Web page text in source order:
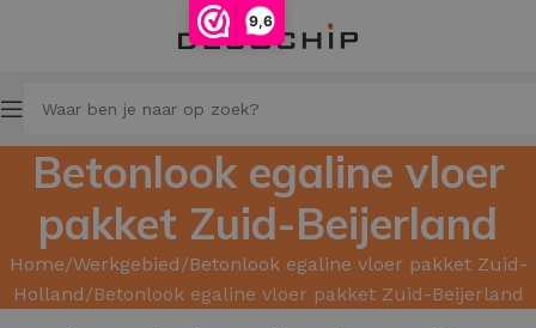
9,6
Betonlook egaline vloer
pakket Zuid-Beijerland
Home Werkgebied Betonlook egaline vloer pakket Zuid-
Holland Betonlook egaline vloer pakket Zuid-Beijerland